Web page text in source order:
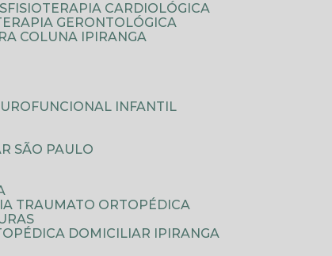
FISIOTERAPIA CARDIOLÓGICA
GERONTOLÓGICA
COLUNA IPIRANGA
INFANTIL
SÃO PAULO
TRAUMATO ORTOPÉDICA
DOMICILIAR IPIRANGA